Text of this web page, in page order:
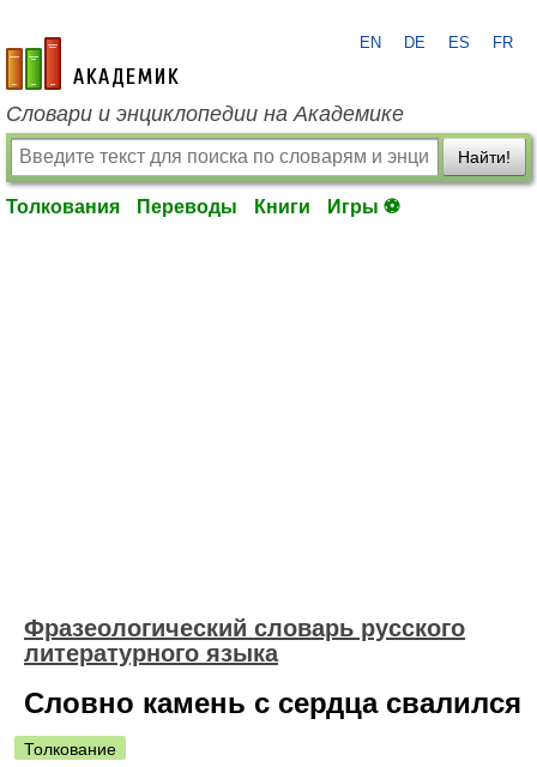
academic.ru
EN DE ES FR
Словари и энциклопедии на Академике
Найти!
Толкования Переводы Книги Игры ⚽
Фразеологический словарь русского
литературного языка
Словно камень с сердца свалился
Толкование